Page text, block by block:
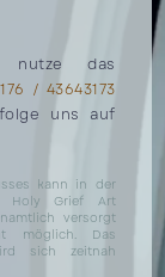
nutze das
/ 43643173
uns auf
kann in der
Holy Grief Art
versorgt
möglich. Das
sich zeitnah